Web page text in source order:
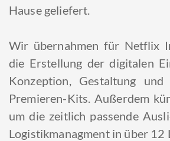
Hause geliefert.
Wir übernahmen für Netflix
die Erstellung der digitalen
Konzeption, Gestaltung
Premieren-Kits. Außerdem
um die zeitlich passende
Logistikmanagment in über 12